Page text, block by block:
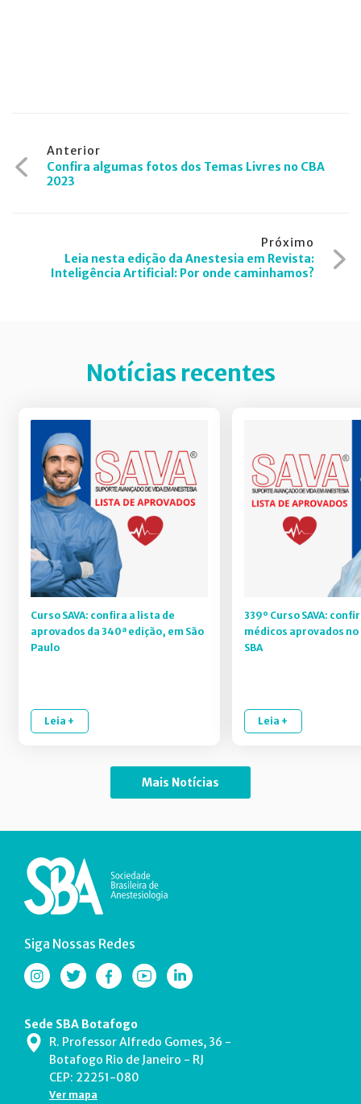
Navegação
de
Anterior
Confira algumas fotos dos Temas Livres no CBA
2023
Próximo
Leia nesta edição da Anestesia em Revista:
Inteligência Artificial: Por onde caminhamos?
Notícias recentes
Curso SAVA: confira a lista de
aprovados da 340ª edição, em São
Paulo
Leia +
339º Curso SAVA:
médicos aprovados
SBA
Leia +
Mais Notícias
Siga Nossas Redes
Sede SBA Botafogo
R. Professor Alfredo Gomes, 36 -
Botafogo Rio de Janeiro - RJ
CEP: 22251-080
Ver mapa